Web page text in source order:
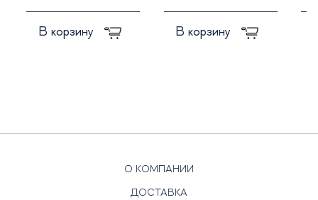
В корзину В корзину
О КОМПАНИИ
ДОСТАВКА